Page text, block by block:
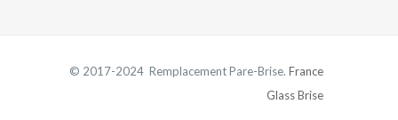
© 2017-2024 Remplacement Pare-Brise. France
Glass Brise